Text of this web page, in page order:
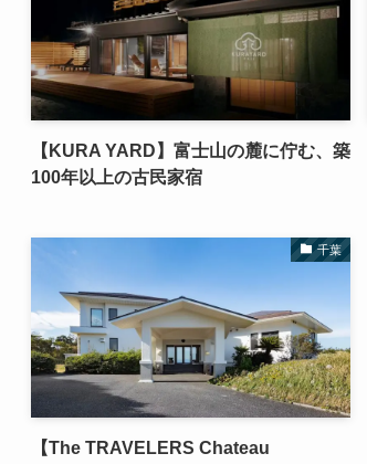
【KURA YARD】富士山の麓に佇む、築
100年以上の古民家宿
千葉
【The TRAVELERS Chateau